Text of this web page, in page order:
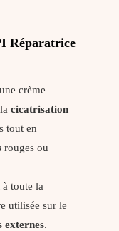
Réparatrice
crème
cicatrisation
tout en
rouges ou
toute la
utilisée sur le
externes.